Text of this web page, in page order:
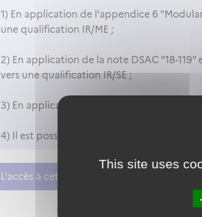
This site uses
1) En application de l'appendice 6
une qualification IR/ME ;
2) En application de la note DSAC "18-
vers une qualification IR/SE ;
3) En application du FCL.630.H et de
4) Il est possible de lever la restriction IR/
L'accès à cette démarche ne vous est pas
FranceConnect est la